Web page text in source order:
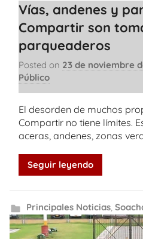
Vías, andenes y
Compartir son
parqueaderos
Posted on 23 de noviembre
Público
El desorden de muchos
Compartir no tiene límites.
aceras, andenes, zonas
Seguir leyendo
Principales Noticias,